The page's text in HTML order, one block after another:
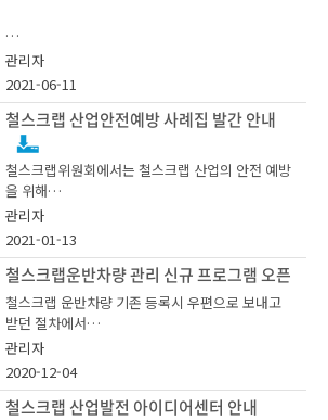
① URL 접속(주소를 복사하여 주소창에 붙여넣
기 후 엔터) : http://steelscrapidea.kosa.or.kr/
main
② 철스크랩위원회 홈페이지 우측 배너 중 「철
스크랩 산업발전 아이디어센터」 클릭
- 아 래 -
ㅇ 일시 : 11/17(목), 10:00 ~ 17:00
ㅇ 장소 : 경기도 용인 히아브 A/S 센터
ㅇ 참가비 : 없음
ㅇ 교육내용 : 기본작동법 실습 및 유지보수, 안전교
육
ㅇ 주관/후원 : 한국철강협회, 한국철강자원협회,
카코텍코리아
철스크랩 고의적 불순물 신고센터
한국철강협회 철스크랩위원회는 철스크랩 거래 시
고의적으로 불순물을 혼입하는 등의 행위 방지를
위해 「철스크랩 고의적 불순물 신고센터(이하 신
고센터)」를 운영하고 있습니다.
신고센터는 수요‧공급업계 간 상호 협의를 통해 20
13년부터 설립되었으며, 고의적 불순물 혼입행위
등의 개선유도, 재발방지를 위한 계도 및 근절 등의
활동을 통해 철스크랩의 품질향상과 건전한 유통질
서 확립을 위해 노력할 것입니다.
관리자
2021-06-11
철스크랩 산업안전예방 사례집 발간 안내
철스크랩위원회에서는 철스크랩 산업의 안전 예방
을 위해
안전보건공단과 사례집을 발간하였습니다.
관심있으신 분들은 아래 이메일로 문의 바랍니다.
- 철스크랩위원회 이현철 (hyeonchol.lee@ekos
a.or.kr)
관리자
2021-01-13
철스크랩운반차량 관리 신규 프로그램 오픈
철스크랩 운반차량 기존 등록시 우편으로 보내고
받던 절차에서
스마트폰 앱으로 등록하고 QR코드를 스캔하여 차
량 조회 할 수 있도록
관리자
2020-12-04
철스크랩 산업발전 아이디어센터 안내